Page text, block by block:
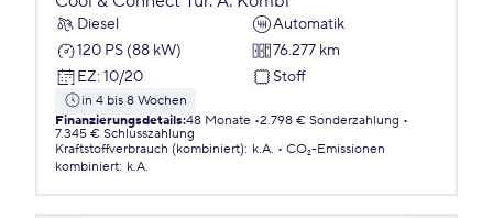
Diesel
Automatik
120 PS (88 kW)
76.277 km
EZ: 10/20 Stoff
in 4 bis 8 Wochen
Finanzierungsdetails:48 Monate 2.798 € Sonderzahlung
7.345 € Schlusszahlung
Kraftstoffverbrauch (kombiniert): k.A.
CO₂-Emissionen
kombiniert: k.A.